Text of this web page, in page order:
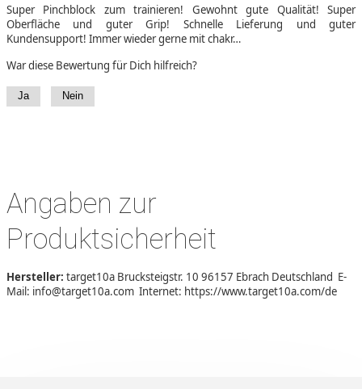
Super Pinchblock zum trainieren! Gewohnt gute Qualität! Super
Oberfläche und guter Grip! Schnelle Lieferung und guter
Kundensupport! Immer wieder gerne mit chakr…
War diese Bewertung für Dich hilfreich?
Ja Nein
Angaben zur
Produktsicherheit
Hersteller: target10a Brucksteigstr. 10 96157 Ebrach Deutschland E-
Mail: info@target10a.com Internet: https://www.target10a.com/de